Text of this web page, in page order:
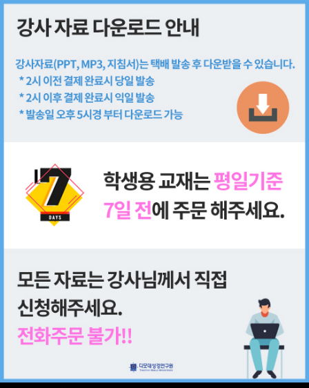
쇼핑몰
전체 강사 패키지 학생용 교재 단행본
기타
오늘 하루 보지 않음